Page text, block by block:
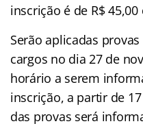
inscrição é de R$ 45,00
Serão aplicadas
cargos no dia 27 de
horário a serem
inscrição, a partir de
das provas será